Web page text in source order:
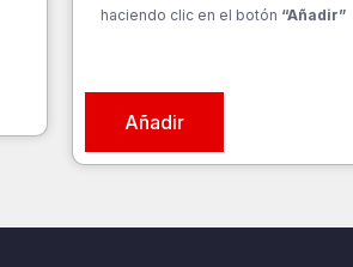
haciendo clic en el botón “Añadir”
Añadir